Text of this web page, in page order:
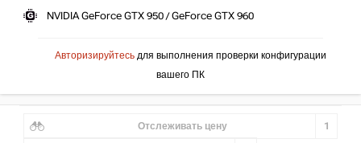
NVIDIA GeForce GTX 950 / GeForce GTX 960
Авторизируйтесь для выполнения проверки конфигурации
вашего ПК
Отслеживать цену 1